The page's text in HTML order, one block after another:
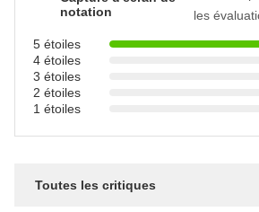
notation
les
5 étoiles
4 étoiles
3 étoiles
2 étoiles
1 étoiles
Toutes les critiques